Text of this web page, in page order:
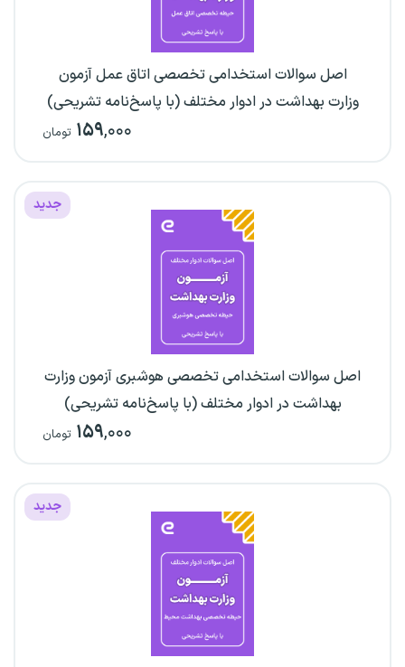
اصل سوالات استخدامی تخصصی اتاق عمل آزمون
وزارت بهداشت در ادوار مختلف (با پاسخ‌نامه تشریحی)
۱۵۹,۰۰۰ تومان
جدید
اصل سوالات استخدامی تخصصی هوشبری آزمون وزارت
بهداشت در ادوار مختلف (با پاسخ‌نامه تشریحی)
۱۵۹,۰۰۰ تومان
جدید